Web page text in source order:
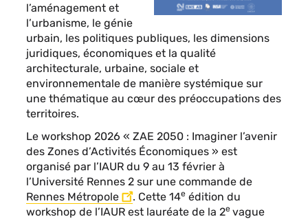
l’aménagement et
l’urbanisme, le génie
urbain, les politiques publiques, les dimensions
juridiques, économiques et la qualité
architecturale, urbaine, sociale et
environnementale de manière systémique sur
une thématique au cœur des préoccupations des
territoires.
Le workshop 2026 « ZAE 2050 : Imaginer l’avenir
des Zones d’Activités Économiques » est
organisé par l’IAUR du 9 au 13 février à
l’Université Rennes 2 sur une commande de
Rennes Métropole
. Cette 14e édition du
workshop de l’IAUR est lauréate de la 2e vague